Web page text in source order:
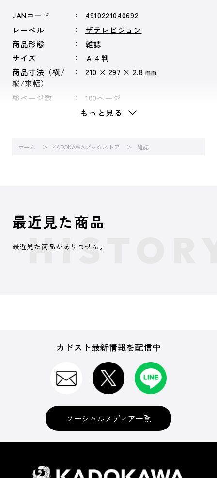
JANコード
4910221040692
レーベル
ザテレビジョン
商品形態
雑誌
サイズ
Ａ４判
商品寸法（横/
縦/束幅）
210 × 297 × 2.8 mm
総ページ数 100ページ
もっと見る
ホーム KADOKAWAブックストア 雑誌
最近見た商品
最近見た商品がありません。
カドスト最新情報を配信中
ソーシャルメディア一覧